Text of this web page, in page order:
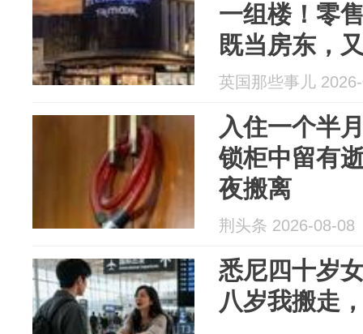
一组楼！零
既当房东，
英国那些事儿
入住一个半
锁柜中留有
夜搬离
荆头条 2026-08-08
悉尼四十岁
八岁我搬走